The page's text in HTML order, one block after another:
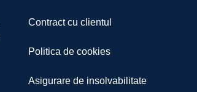
Contract cu clientul
Politica de cookies
Asigurare de insolvabilitate